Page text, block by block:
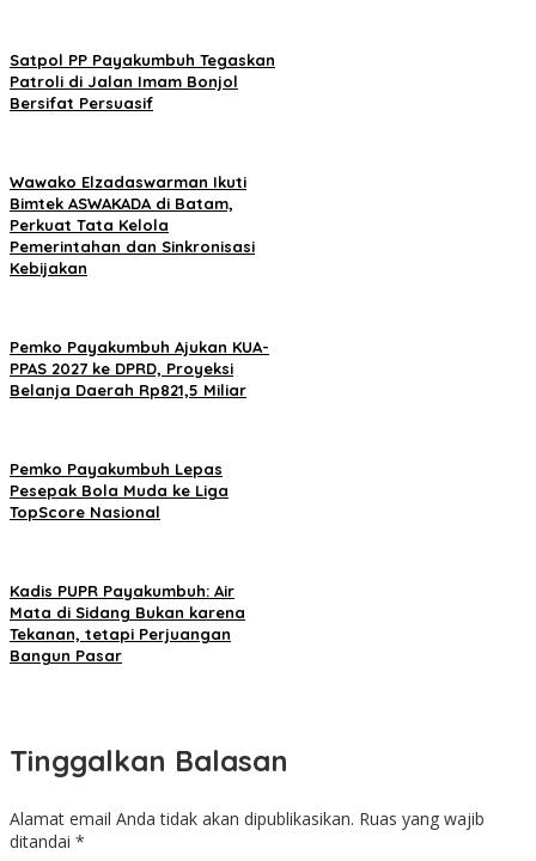
Satpol PP Payakumbuh Tegaskan
Patroli di Jalan Imam Bonjol
Bersifat Persuasif
Wawako Elzadaswarman Ikuti
Bimtek ASWAKADA di Batam,
Perkuat Tata Kelola
Pemerintahan dan Sinkronisasi
Kebijakan
Pemko Payakumbuh Ajukan KUA-
PPAS 2027 ke DPRD, Proyeksi
Belanja Daerah Rp821,5 Miliar
Pemko Payakumbuh Lepas
Pesepak Bola Muda ke Liga
TopScore Nasional
Kadis PUPR Payakumbuh: Air
Mata di Sidang Bukan karena
Tekanan, tetapi Perjuangan
Bangun Pasar
Tinggalkan Balasan
Alamat email Anda tidak akan dipublikasikan. Ruas yang wajib
ditandai *